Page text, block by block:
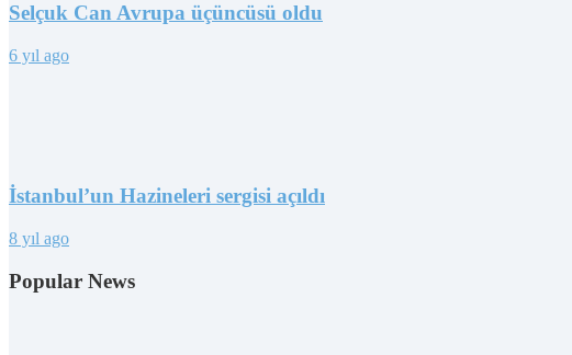
Selçuk Can Avrupa üçüncüsü oldu
6 yıl ago
İstanbul’un Hazineleri sergisi açıldı
8 yıl ago
Popular News